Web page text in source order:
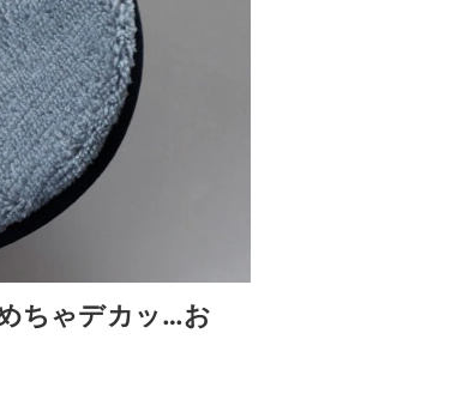
ちゃデカッ…お